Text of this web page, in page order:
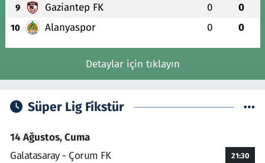
9 Gaziantep FK 0 0
10 Alanyaspor 0 0
Detaylar için tıklayın
Süper Lig Fikstür
14 Ağustos, Cuma
Galatasaray - Çorum FK
21:30